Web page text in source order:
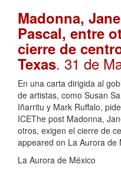
Madonna,
Pascal, entre
cierre de
Texas. 31 de
En una carta dirigida al
de artistas, como Susan
Iñarritu y Mark Ruffalo,
ICEThe post Madonna,
otros, exigen el cierre de
appeared on La Aurora de
La Aurora de México